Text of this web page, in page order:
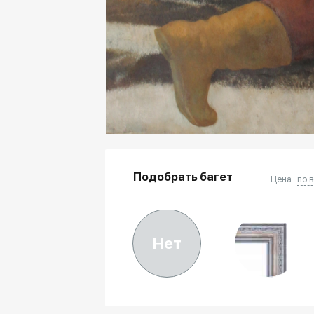
Подобрать багет Цена по
Нет